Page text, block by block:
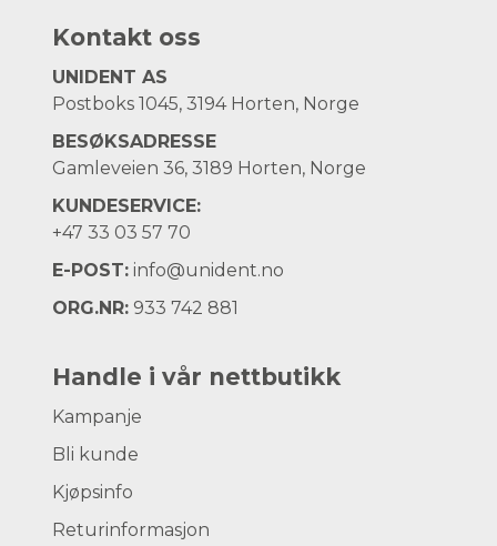
Kontakt oss
UNIDENT AS
Postboks 1045, 3194 Horten, Norge
BESØKSADRESSE
Gamleveien 36, 3189 Horten, Norge
KUNDESERVICE:
+4733 03 57 70
E-POST: info@unident.no
ORG.NR: 933 742 881
Handle i vår nettbutikk
Kampanje
Bli kunde
Kjøpsinfo
Returinformasjon